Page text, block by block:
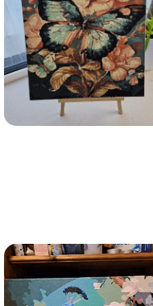
Olen tutvunud
nõustun sellega
Maalihobi.ee